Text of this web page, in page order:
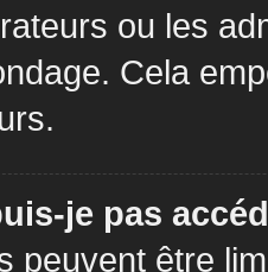
ou les
Cela
je pas
peuvent être